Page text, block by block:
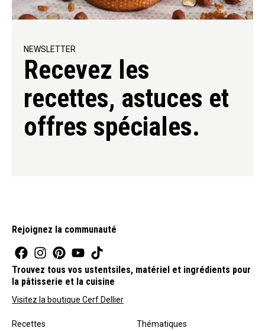
NEWSLETTER
Recevez les
recettes, astuces et
offres spéciales.
Rejoignez la communauté
Trouvez tous vos ustentsiles, matériel et ingrédients pour
la pâtisserie et la cuisine
Visitez la boutique Cerf Dellier
Recettes Thématiques